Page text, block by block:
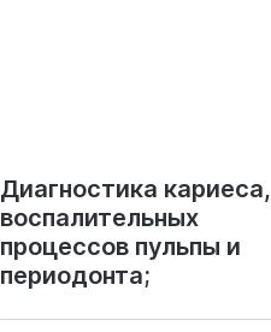
Диагностика кариеса,
воспалительных
процессов пульпы и
периодонта;